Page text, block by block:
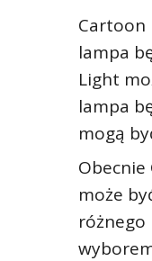
Cartoon
lampa
Light
lampa
mogą
może